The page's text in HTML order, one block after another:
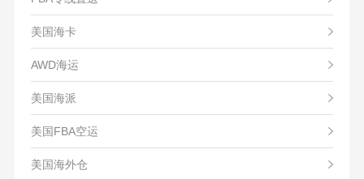
美国海卡
AWD海运
美国海派
美国FBA空运
美国海外仓